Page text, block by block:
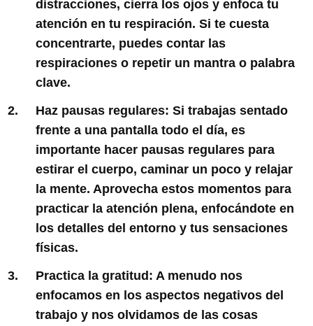
distracciones, cierra los ojos y enfoca tu
atención en tu respiración. Si te cuesta
concentrarte, puedes contar las
respiraciones o repetir un mantra o palabra
clave.
Haz pausas regulares: Si trabajas sentado
frente a una pantalla todo el día, es
importante hacer pausas regulares para
estirar el cuerpo, caminar un poco y relajar
la mente. Aprovecha estos momentos para
practicar la atención plena, enfocándote en
los detalles del entorno y tus sensaciones
físicas.
Practica la gratitud: A menudo nos
enfocamos en los aspectos negativos del
trabajo y nos olvidamos de las cosas